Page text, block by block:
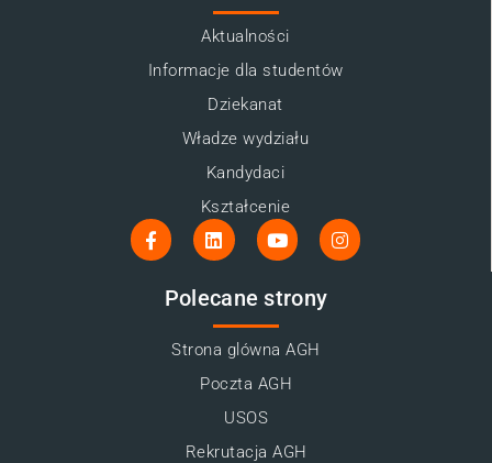
Aktualności
Informacje dla studentów
Dziekanat
Władze wydziału
Kandydaci
Kształcenie
Polecane strony
Strona glówna AGH
Poczta AGH
USOS
Rekrutacja AGH